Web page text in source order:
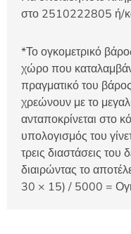
στο 2510222805 ή/
*Το ογκομετρικό
χώρο που
πραγματικό του
χρεώνουν με το
ανταποκρίνεται στο
υπολογισμός του
τρεις διαστάσεις
διαιρώντας το
30 × 15) / 5000 =